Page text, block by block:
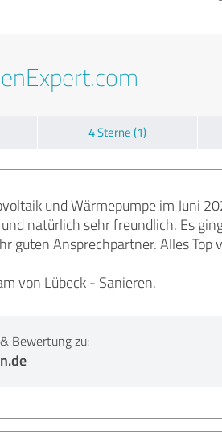
4 Sterne (1)
und Wärmepumpe im Juni
natürlich sehr freundlich. Es
guten Ansprechpartner. Alles
von Lübeck - Sanieren.
Bewertung zu: